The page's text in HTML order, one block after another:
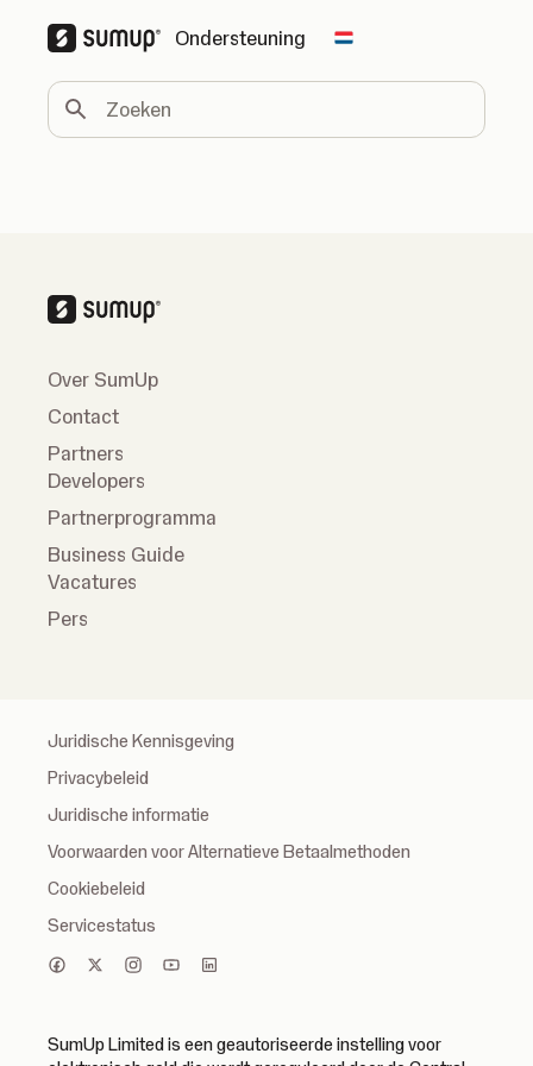
Ondersteuning Change country
Zoeken
Over SumUp
Contact
Partners
Developers
Partnerprogramma
Business Guide
Vacatures
Pers
Juridische Kennisgeving
Privacybeleid
Juridische informatie
Voorwaarden voor Alternatieve Betaalmethoden
Cookiebeleid
Servicestatus
SumUp Limited is een geautoriseerde instelling voor